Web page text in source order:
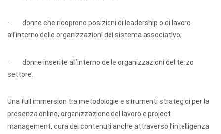
· donne che ricoprono posizioni di leadership o di lavoro
all’interno delle organizzazioni del sistema associativo;
· donne inserite all’interno delle organizzazioni del terzo
settore.
Una full immersion tra metodologie e strumenti strategici per la
presenza online, organizzazione del lavoro e project
management, cura dei contenuti anche attraverso l’intelligenza